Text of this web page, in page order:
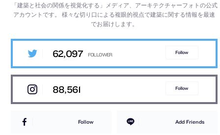
「建築と社会の関係を視覚化する」メディア、アーキテクチャーフォトの公式
アカウントです。様々な切り口による複眼的視点で建築に関する情報を最速
でお届けします。
62,097 Follow
88,561 Follow
Follow Add Friends